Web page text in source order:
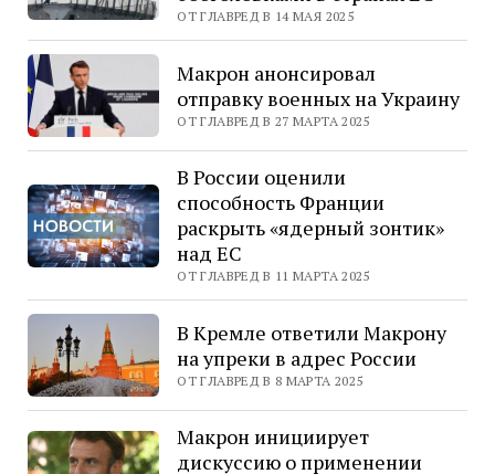
ОТ ГЛАВРЕД В 14 МАЯ 2025
Макрон анонсировал
отправку военных на Украину
ОТ ГЛАВРЕД В 27 МАРТА 2025
В России оценили
способность Франции
раскрыть «ядерный зонтик»
над ЕС
ОТ ГЛАВРЕД В 11 МАРТА 2025
В Кремле ответили Макрону
на упреки в адрес России
ОТ ГЛАВРЕД В 8 МАРТА 2025
Макрон инициирует
дискуссию о применении